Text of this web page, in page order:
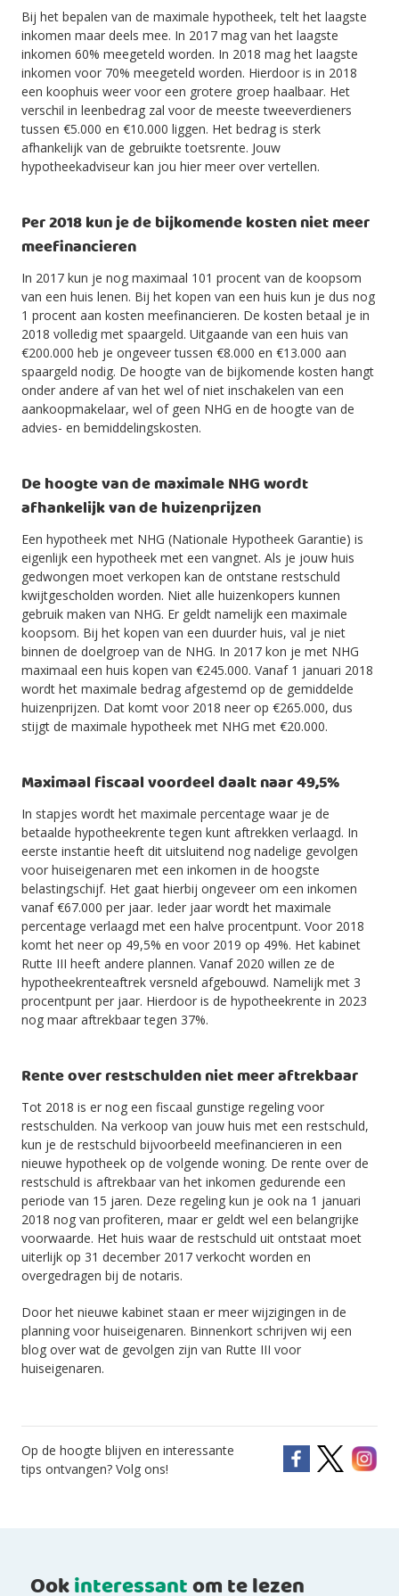
Bij het bepalen van de maximale hypotheek, telt het laagste
inkomen maar deels mee. In 2017 mag van het laagste
inkomen 60% meegeteld worden. In 2018 mag het laagste
inkomen voor 70% meegeteld worden. Hierdoor is in 2018
een koophuis weer voor een grotere groep haalbaar. Het
verschil in leenbedrag zal voor de meeste tweeverdieners
tussen €5.000 en €10.000 liggen. Het bedrag is sterk
afhankelijk van de gebruikte toetsrente. Jouw
hypotheekadviseur kan jou hier meer over vertellen.
Per 2018 kun je de bijkomende kosten niet meer
meefinancieren
In 2017 kun je nog maximaal 101 procent van de koopsom
van een huis lenen. Bij het kopen van een huis kun je dus nog
1 procent aan kosten meefinancieren. De kosten betaal je in
2018 volledig met spaargeld. Uitgaande van een huis van
€200.000 heb je ongeveer tussen €8.000 en €13.000 aan
spaargeld nodig. De hoogte van de bijkomende kosten hangt
onder andere af van het wel of niet inschakelen van een
aankoopmakelaar, wel of geen NHG en de hoogte van de
advies- en bemiddelingskosten.
De hoogte van de maximale NHG wordt
afhankelijk van de huizenprijzen
Een hypotheek met NHG (Nationale Hypotheek Garantie) is
eigenlijk een hypotheek met een vangnet. Als je jouw huis
gedwongen moet verkopen kan de ontstane restschuld
kwijtgescholden worden. Niet alle huizenkopers kunnen
gebruik maken van NHG. Er geldt namelijk een maximale
koopsom. Bij het kopen van een duurder huis, val je niet
binnen de doelgroep van de NHG. In 2017 kon je met NHG
maximaal een huis kopen van €245.000. Vanaf 1 januari 2018
wordt het maximale bedrag afgestemd op de gemiddelde
huizenprijzen. Dat komt voor 2018 neer op €265.000, dus
stijgt de maximale hypotheek met NHG met €20.000.
Maximaal fiscaal voordeel daalt naar 49,5%
In stapjes wordt het maximale percentage waar je de
betaalde hypotheekrente tegen kunt aftrekken verlaagd. In
eerste instantie heeft dit uitsluitend nog nadelige gevolgen
voor huiseigenaren met een inkomen in de hoogste
belastingschijf. Het gaat hierbij ongeveer om een inkomen
vanaf €67.000 per jaar. Ieder jaar wordt het maximale
percentage verlaagd met een halve procentpunt. Voor 2018
komt het neer op 49,5% en voor 2019 op 49%. Het kabinet
Rutte III heeft andere plannen. Vanaf 2020 willen ze de
hypotheekrenteaftrek versneld afgebouwd. Namelijk met 3
procentpunt per jaar. Hierdoor is de hypotheekrente in 2023
nog maar aftrekbaar tegen 37%.
Rente over restschulden niet meer aftrekbaar
Tot 2018 is er nog een fiscaal gunstige regeling voor
restschulden. Na verkoop van jouw huis met een restschuld,
kun je de restschuld bijvoorbeeld meefinancieren in een
nieuwe hypotheek op de volgende woning. De rente over de
restschuld is aftrekbaar van het inkomen gedurende een
periode van 15 jaren. Deze regeling kun je ook na 1 januari
2018 nog van profiteren, maar er geldt wel een belangrijke
voorwaarde. Het huis waar de restschuld uit ontstaat moet
uiterlijk op 31 december 2017 verkocht worden en
overgedragen bij de notaris.
Door het nieuwe kabinet staan er meer wijzigingen in de
planning voor huiseigenaren. Binnenkort schrijven wij een
blog over wat de gevolgen zijn van Rutte III voor
huiseigenaren.
Op de hoogte blijven en interessante
tips ontvangen? Volg ons!
Ookinteressantom te lezen